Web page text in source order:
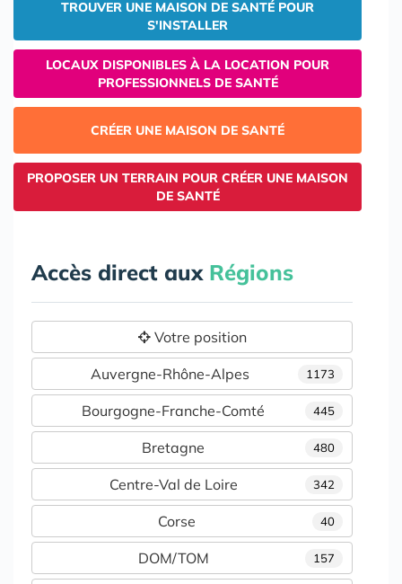
TROUVER UNE MAISON DE SANTÉ POUR
S'INSTALLER
LOCAUX DISPONIBLES À LA LOCATION POUR
PROFESSIONNELS DE SANTÉ
CRÉER UNE MAISON DE SANTÉ
PROPOSER UN TERRAIN POUR CRÉER UNE MAISON
DE SANTÉ
Accès direct aux Régions
Votre position
1173
Auvergne-Rhône-Alpes
445
Bourgogne-Franche-Comté
480
Bretagne
342
Centre-Val de Loire
40
Corse
157
DOM/TOM